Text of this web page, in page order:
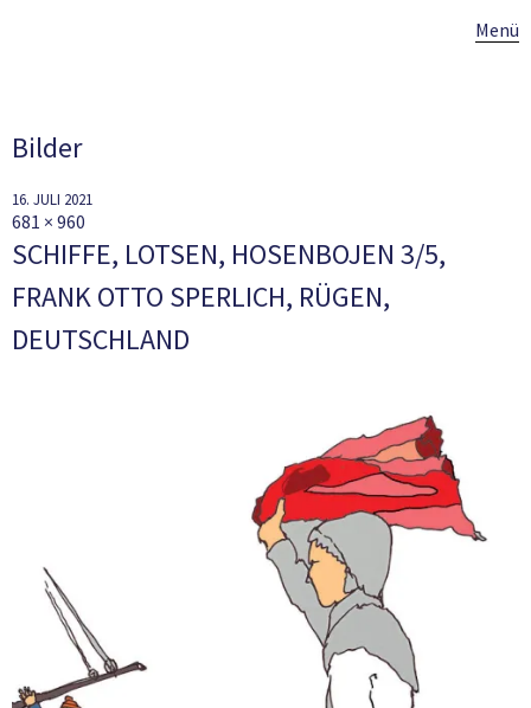
Menü
Bilder
16. JULI 2021
681 × 960
SCHIFFE, LOTSEN, HOSENBOJEN 3/5,
FRANK OTTO SPERLICH, RÜGEN,
DEUTSCHLAND